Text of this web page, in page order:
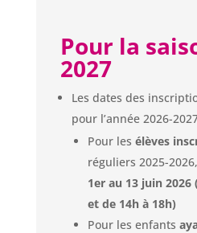
Pour la
2027
Les dates des
pour l’année 2026-
Pour les élèves
réguliers 2025-
1er au 13 juin 2026
et de 14h à 18h)
Pour les enfants